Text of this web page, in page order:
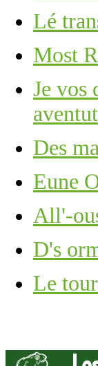
Lé
Most
Je vos
Des
Eune
All'-
D's
Le